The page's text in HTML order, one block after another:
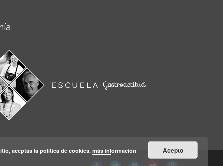
aceptas la política de cookies. más información Acepto